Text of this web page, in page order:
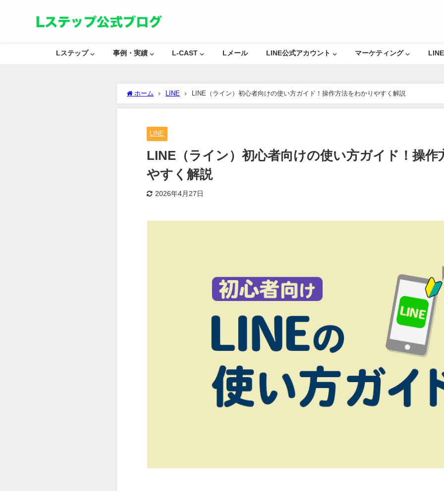
Lステップ ⌵ 事例・実績 ⌵ L-CAST ⌵ Lメール LINE公式アカウント ⌵ マーケティング ⌵ LINE
ホーム LINE LINE（ライン）初心者向けの使い方ガイド！操作方法をわかりやすく解説
LINE
LINE（ライン）初心者向けの使い方ガイド！操作
やすく解説
2026年4月27日